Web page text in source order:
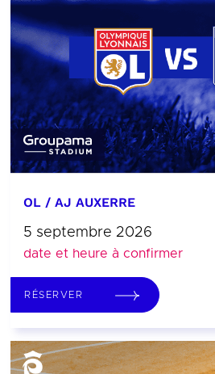
OL / AJ AUXERRE
5 septembre 2026
date et heure à confirmer
RÉSERVER